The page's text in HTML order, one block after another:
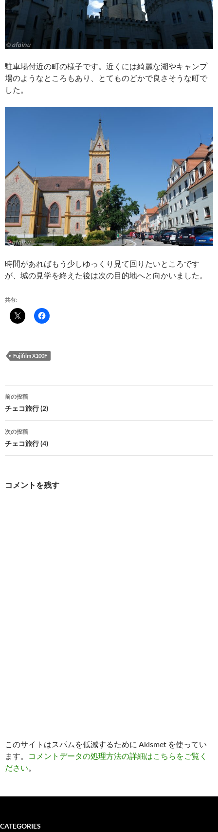
駐車場付近の町の様子です。近くには綺麗な湖やキャンプ
場のようなところもあり、とてものどかで良さそうな町で
した。
時間があればもう少しゆっくり見て回りたいところです
が、城の見学を終えた後は次の目的地へと向かいました。
共有:
Fujifilm X100F
投
稿
ナ
ビ
ゲ
前の投稿
チェコ旅行 (2)
次の投稿
チェコ旅行 (4)
コメントを残す
このサイトはスパムを低減するために Akismet を使ってい
ます。
コメントデータの処理方法の詳細はこちらをご覧く
ださい。
CATEGORIES